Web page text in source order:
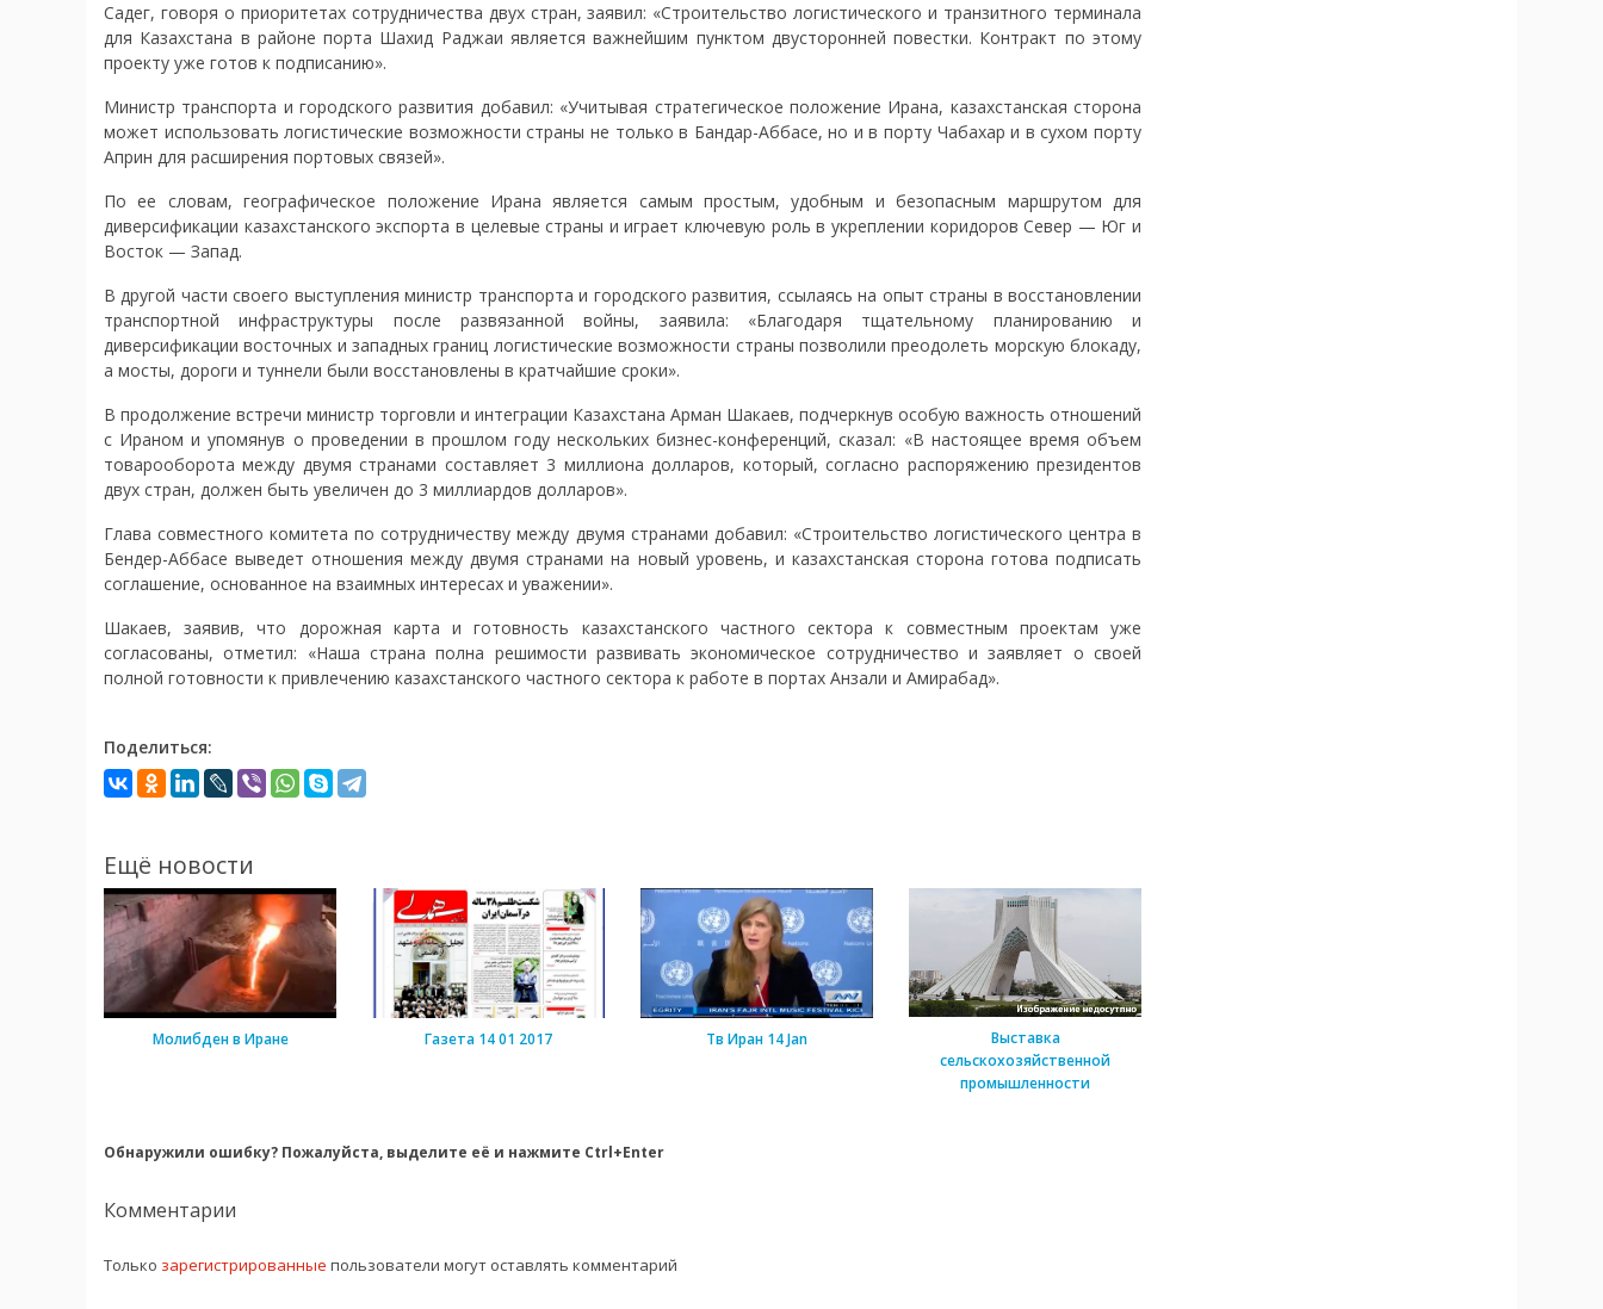
Садег, говоря о приоритетах сотрудничества двух стран, заявил: «Строительство логистического и транзитного терминала
для Казахстана в районе порта Шахид Раджаи является важнейшим пунктом двусторонней повестки. Контракт по этому
проекту уже готов к подписанию».
Министр транспорта и городского развития добавил: «Учитывая стратегическое положение Ирана, казахстанская сторона
может использовать логистические возможности страны не только в Бандар-Аббасе, но и в порту Чабахар и в сухом порту
Априн для расширения портовых связей».
По ее словам, географическое положение Ирана является самым простым, удобным и безопасным маршрутом для
диверсификации казахстанского экспорта в целевые страны и играет ключевую роль в укреплении коридоров Север — Юг и
Восток — Запад.
В другой части своего выступления министр транспорта и городского развития, ссылаясь на опыт страны в восстановлении
транспортной инфраструктуры после развязанной войны, заявила: «Благодаря тщательному планированию и
диверсификации восточных и западных границ логистические возможности страны позволили преодолеть морскую блокаду,
а мосты, дороги и туннели были восстановлены в кратчайшие сроки».
В продолжение встречи министр торговли и интеграции Казахстана Арман Шакаев, подчеркнув особую важность отношений
с Ираном и упомянув о проведении в прошлом году нескольких бизнес-конференций, сказал: «В настоящее время объем
товарооборота между двумя странами составляет 3 миллиона долларов, который, согласно распоряжению президентов
двух стран, должен быть увеличен до 3 миллиардов долларов».
Глава совместного комитета по сотрудничеству между двумя странами добавил: «Строительство логистического центра в
Бендер-Аббасе выведет отношения между двумя странами на новый уровень, и казахстанская сторона готова подписать
соглашение, основанное на взаимных интересах и уважении».
Шакаев, заявив, что дорожная карта и готовность казахстанского частного сектора к совместным проектам уже
согласованы, отметил: «Наша страна полна решимости развивать экономическое сотрудничество и заявляет о своей
полной готовности к привлечению казахстанского частного сектора к работе в портах Анзали и Амирабад».
Поделиться:
Ещё новости
Молибден в Иране Газета 14 01 2017 Тв Иран 14 Jan
Выставка
сельскохозяйственной
промышленности
Обнаружили ошибку? Пожалуйста, выделите её и нажмите Ctrl+Enter
Комментарии
Только зарегистрированные пользователи могут оставлять комментарий